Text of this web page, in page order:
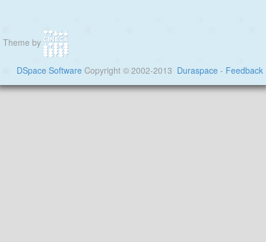
Theme by
DSpace Software Copyright © 2002-2013 Duraspace - Feedback